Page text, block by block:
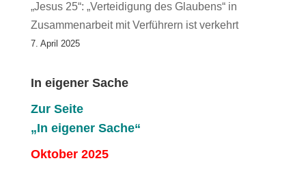
„Jesus 25“: „Verteidigung des Glaubens“ in
Zusammenarbeit mit Verführern ist verkehrt
7. April 2025
In eigener Sache
Zur Seite
„In eigener Sache“
Oktober 2025